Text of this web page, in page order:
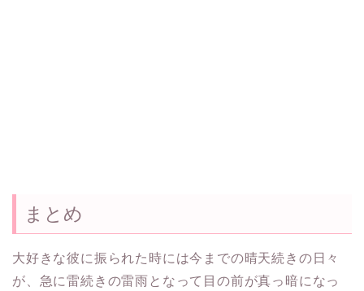
まとめ
大好きな彼に振られた時には今までの晴天続きの日々
が、 急に雷続きの雷雨となって目の前が真っ暗になっ